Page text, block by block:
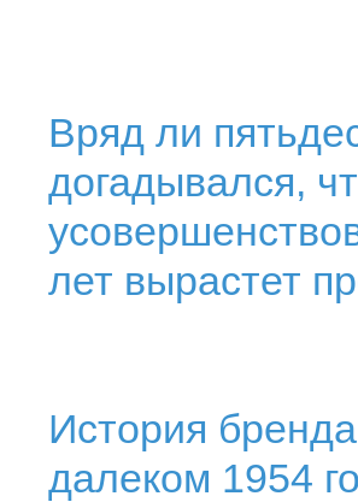
Вряд ли
догадывался,
лет вырастет
История
далеком 1954